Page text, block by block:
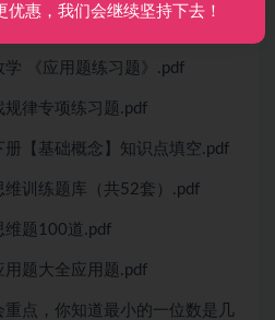
《应用题练习题》.pdf
律专项练习题.pdf
【基础概念】知识点填空.pdf
训练题库（共52套）.pdf
维题100道.pdf
题大全应用题.pdf
点，你知道最小的一位数是几
惠，我们会继续坚持下去！